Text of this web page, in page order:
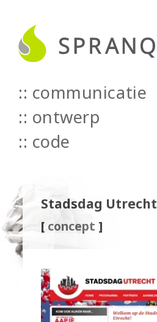
communicatie
::
ontwerp
::
code
Stadsdag Utrecht
[ concept ]